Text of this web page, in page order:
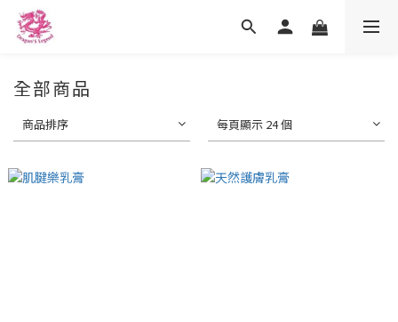
全部商品
商品排序 每頁顯示 24 個